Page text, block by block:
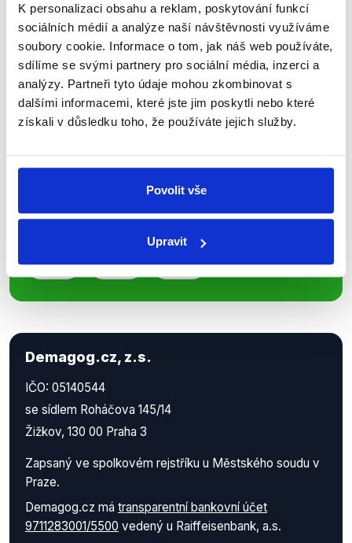
K personalizaci obsahu a reklam, poskytování funkcí
sociálních médií a analýze naší návštěvnosti využíváme
soubory cookie. Informace o tom, jak náš web používáte,
sdílíme se svými partnery pro sociální média, inzerci a
analýzy. Partneři tyto údaje mohou zkombinovat s
dalšími informacemi, které jste jim poskytli nebo které
získali v důsledku toho, že používáte jejich služby.
Povolit vše
Upravit
Sociální sítě
Nenechte si ujít nejnovější události
příspěvků přátelům podpoříte naši
Demagog.cz, z.s.
IČO: 05140544
se sídlem Roháčova 145/14
Žižkov, 130 00 Praha 3
Zapsaný ve spolkovém rejstříku u Městského soudu v
Praze.
Demagog.cz má transparentní bankovní účet
9711283001/5500 vedený u Raiffeisenbank, a.s.